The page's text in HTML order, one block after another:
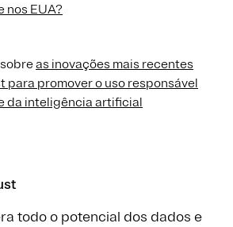
nos EUA?
as inovações mais recentes
para promover o uso responsável
da inteligência artificial
todo o potencial dos dados e